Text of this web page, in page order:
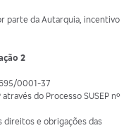
parte da Autarquia, incentivo
2
0001-37
do Processo SUSEP nº
direitos e obrigações das